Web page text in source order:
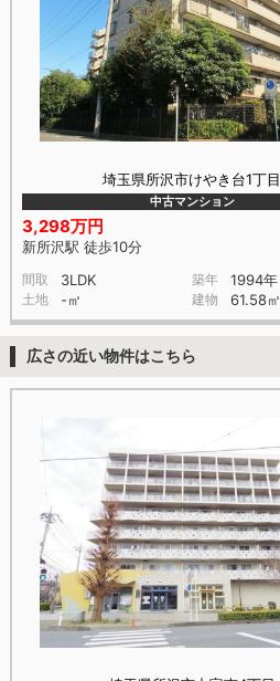
埼玉県所沢市けやき台1丁目
中古マンション
3,298万円
新所沢駅 徒歩10分
間取 3LDK 築年 1994年
土地 -㎡ 建物 61.58㎡
広さの近い物件はこちら